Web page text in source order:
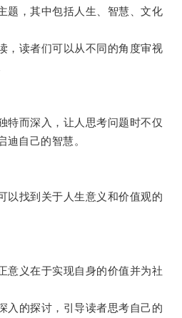
，其中包括人生、智慧、文化
读者们可以从不同的角度审视
而深入，让人思考问题时不仅
迪自己的智慧。
找到关于人生意义和价值观的
义在于实现自身的价值并为社
的探讨，引导读者思考自己的